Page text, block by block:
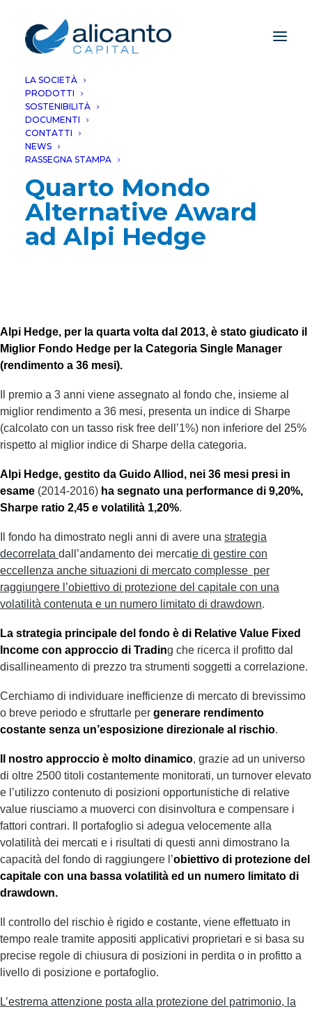
LA SOCIETÀ
PRODOTTI
SOSTENIBILITÀ
DOCUMENTI
CONTATTI
NEWS
RASSEGNA STAMPA
Quarto Mondo
Alternative Award
ad Alpi Hedge
Alpi Hedge, per la quarta volta dal 2013, è stato giudicato il
Miglior Fondo Hedge per la Categoria Single Manager
(rendimento a 36 mesi).
Il premio a 3 anni viene assegnato al fondo che, insieme al
miglior rendimento a 36 mesi, presenta un indice di Sharpe
(calcolato con un tasso risk free dell’1%) non inferiore del 25%
rispetto al miglior indice di Sharpe della categoria.
Alpi Hedge, gestito da Guido Alliod, nei 36 mesi presi in
esame (2014-2016) ha segnato una performance di 9,20%,
Sharpe ratio 2,45 e volatilità 1,20%.
Il fondo ha dimostrato negli anni di avere una strategia
decorrelata dall’andamento dei mercatie di gestire con
eccellenza anche situazioni di mercato complesse per
raggiungere l’obiettivo di protezione del capitale con una
volatilità contenuta e un numero limitato di drawdown.
La strategia principale del fondo è di Relative Value Fixed
Income con approccio di Trading che ricerca il profitto dal
disallineamento di prezzo tra strumenti soggetti a correlazione.
Cerchiamo di individuare inefficienze di mercato di brevissimo
o breve periodo e sfruttarle per generare rendimento
costante senza un’esposizione direzionale al rischio.
Il nostro approccio è molto dinamico, grazie ad un universo
di oltre 2500 titoli costantemente monitorati, un turnover elevato
e l’utilizzo contenuto di posizioni opportunistiche di relative
value riusciamo a muoverci con disinvoltura e compensare i
fattori contrari. Il portafoglio si adegua velocemente alla
volatilità dei mercati e i risultati di questi anni dimostrano la
capacità del fondo di raggiungere l’obiettivo di protezione del
capitale con una bassa volatilità ed un numero limitato di
drawdown.
Il controllo del rischio è rigido e costante, viene effettuato in
tempo reale tramite appositi applicativi proprietari e si basa su
precise regole di chiusura di posizioni in perdita o in profitto a
livello di posizione e portafoglio.
L’estrema attenzione posta alla protezione del patrimonio, la